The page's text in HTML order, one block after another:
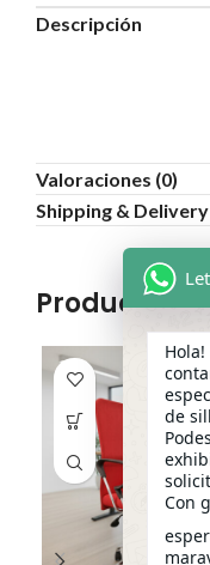
Descripción
Valoraciones (0)
Shipping & Delivery
Productos
de
Con